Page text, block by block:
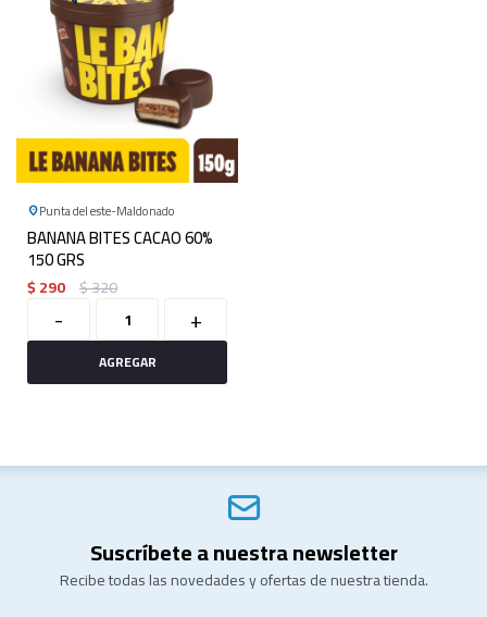
Punta del este Maldonado
BANANA BITES CACAO 60%
150 GRS
$290 $320
- +
Suscríbete a nuestra newsletter
Recibe todas las novedades y ofertas de nuestra tienda.